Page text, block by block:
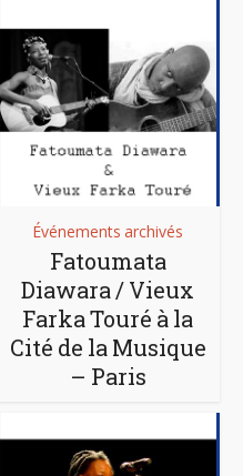
Événements archivés
Fatoumata
Diawara / Vieux
Farka Touré à la
Cité de la Musique
– Paris